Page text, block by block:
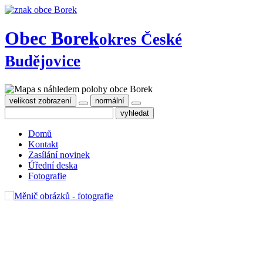
Obec Borekokres České
Budějovice
velikost zobrazení normální
Domů
Kontakt
Zasílání novinek
Úřední deska
Fotografie